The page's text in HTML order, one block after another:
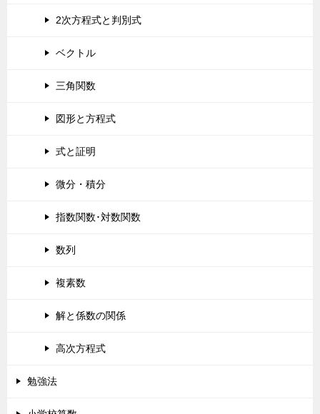
2次方程式と判別式
ベクトル
三角関数
図形と方程式
式と証明
微分・積分
指数関数･対数関数
数列
複素数
解と係数の関係
高次方程式
勉強法